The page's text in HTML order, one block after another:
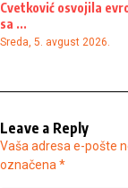
Cvetković osvojila
sa ...
Sreda, 5. avgust 2026.
Leave a Reply
Vaša adresa e-pošte
označena *